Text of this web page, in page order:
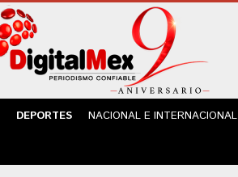
DEPORTES NACIONAL E INTERNACIONAL